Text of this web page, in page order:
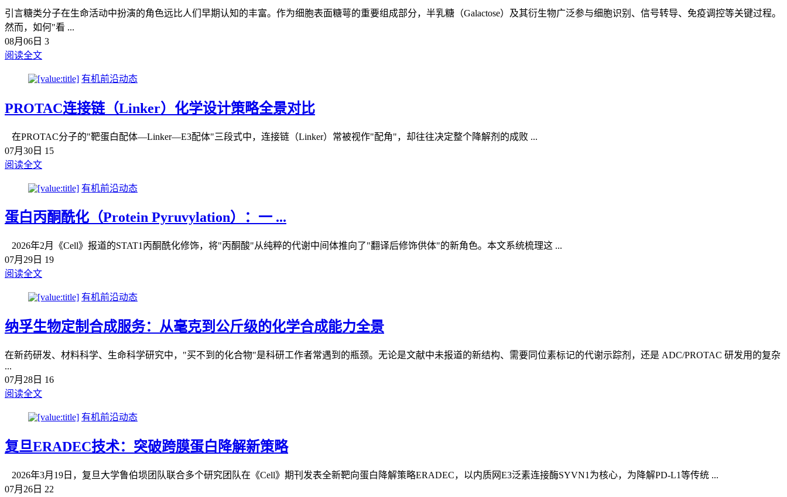
引言糖类分子在生命活动中扮演的角色远比人们早期认知的丰富。作为细胞表面糖萼的重要组成部分，半乳糖（Galactose）及其衍生物广泛参与细胞识别、信号转导、免疫调控等关键过程。
然而，如何"看 ...
08月06日 3
阅读全文
有机前沿动态
PROTAC连接链（Linker）化学设计策略全景对比
在PROTAC分子的"靶蛋白配体—Linker—E3配体"三段式中，连接链（Linker）常被视作"配角"，却往往决定整个降解剂的成败 ...
07月30日 15
阅读全文
有机前沿动态
蛋白丙酮酰化（Protein Pyruvylation）：一 ...
2026年2月《Cell》报道的STAT1丙酮酰化修饰，将"丙酮酸"从纯粹的代谢中间体推向了"翻译后修饰供体"的新角色。本文系统梳理这 ...
07月29日 19
阅读全文
有机前沿动态
纳孚生物定制合成服务：从毫克到公斤级的化学合成能力全景
在新药研发、材料科学、生命科学研究中，"买不到的化合物"是科研工作者常遇到的瓶颈。无论是文献中未报道的新结构、需要同位素标记的代谢示踪剂，还是 ADC/PROTAC 研发用的复杂
...
07月28日 16
阅读全文
有机前沿动态
复旦ERADEC技术：突破跨膜蛋白降解新策略
2026年3月19日，复旦大学鲁伯埙团队联合多个研究团队在《Cell》期刊发表全新靶向蛋白降解策略ERADEC，以内质网E3泛素连接酶SYVN1为核心，为降解PD-L1等传统 ...
07月26日 22